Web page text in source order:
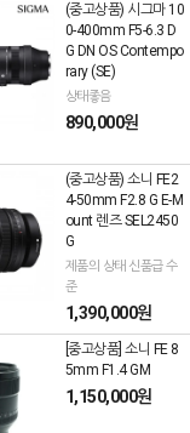
(중고상품) 시그마 10
0-400mm F5-6.3 D
G DN OS Contempo
rary (SE)
상태좋음
890,000원
(중고상품) 소니 FE2
4-50mm F2.8 G E-M
ount 렌즈 SEL2450
G
제품의 상태 신품급 수
준
1,390,000원
[중고상품] 소니 FE 8
5mm F1.4 GM
1,150,000원